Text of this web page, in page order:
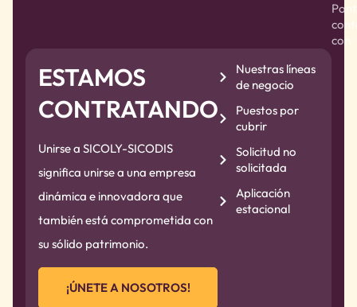
con
ESTAMOS
CONTRATANDO
Unirse a SICOLY-SICODIS
significa unirse a una empresa
dinámica e innovadora que
también está comprometida con
su sólido patrimonio.
¡ÚNETE A NOSOTROS!
Nuestras líneas
de negocio
Puestos por
cubrir
Solicitud no
solicitada
Aplicación
estacional